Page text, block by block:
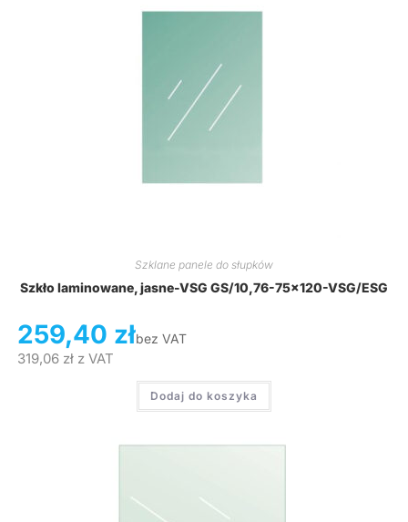
Szklane panele do słupków
Szkło laminowane, jasne-VSG GS/10,76-75×120-VSG/ESG
259,40 złbez VAT
319,06 złz VAT
Dodaj do koszyka